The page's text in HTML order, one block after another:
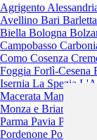
Agrigento
Avellino Bari
Biella Bologna
Campobasso
Como Cosenza
Foggia Forlì-Cesena
Isernia La Spezia
Macerata Mantova
Monza e Brianza
Parma Pavia Perugia
Pordenone Potenza